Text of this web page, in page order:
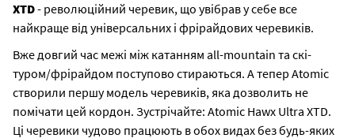
XTD- революційний черевик, що увібрав у себе все
найкраще від універсальних і фрірайдових черевиків.
Вже довгий час межі між катанням all-mountain та скі-
туром/фрірайдом поступово стираються. А тепер Atomic
створили першу модель черевиків, яка дозволить не
помічати цей кордон. Зустрічайте: Atomic Hawx Ultra XTD.
Ці черевики чудово працюють в обох видах без будь-яких